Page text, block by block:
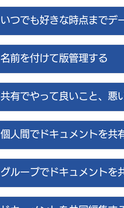
いつでも好きな時点までデ
名前を付けて版管理する
共有でやって良いこと、悪
個人間でドキュメントを共
グループでドキュメントを